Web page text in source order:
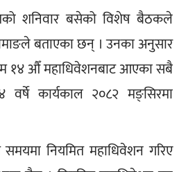
शनिवार बसेको विशेष बैठकले
बताएका छन् । उनका अनुसार
१४ औँ महाधिवेशनबाट आएका सबै
वर्षे कार्यकाल २०८२ मङ्सिरमा
समयमा नियमित महाधिवेशन गरिए